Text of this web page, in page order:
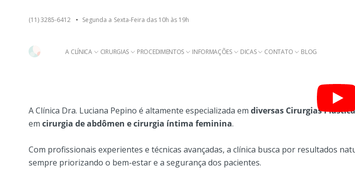
(11) 3285-6412 • Segunda a Sexta-Feira das 10h às 19h
A CLÍNICA CIRURGIAS PROCEDIMENTOS INFORMAÇÕES DICAS CONTATO BLOG
A Clínica Dra. Luciana Pepino é altamente especializada em diversas Cirurgias
em cirurgia de abdômen e cirurgia íntima feminina.
Com profissionais experientes e técnicas avançadas, a clínica busca por resultados
sempre priorizando o bem-estar e a segurança dos pacientes.